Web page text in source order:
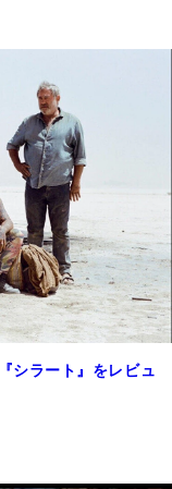
シラート』をレビュ